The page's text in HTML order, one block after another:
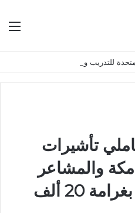
تأشيرات
والمشاعر
خلال الحج.. وتلوّح بغرامة 20 ألف